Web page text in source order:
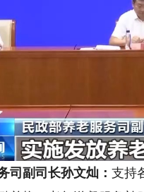
司副司长孙文灿：支持